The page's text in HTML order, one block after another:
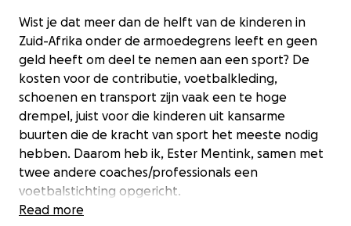
Wist je dat meer dan de helft van de kinderen in
Zuid-Afrika onder de armoedegrens leeft en geen
geld heeft om deel te nemen aan een sport? De
kosten voor de contributie, voetbalkleding,
schoenen en transport zijn vaak een te hoge
drempel, juist voor die kinderen uit kansarme
buurten die de kracht van sport het meeste nodig
hebben. Daarom heb ik, Ester Mentink, samen met
twee andere coaches/professionals een
voetbalstichting opgericht.
Read more